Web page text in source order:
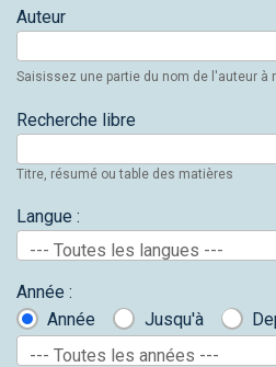
Auteur
Saisissez une partie du nom de l'auteur à
Recherche libre
Titre, résumé ou table des matières
Langue :
--- Toutes les langues ---
Année :
Année
Jusqu'à
--- Toutes les années ---